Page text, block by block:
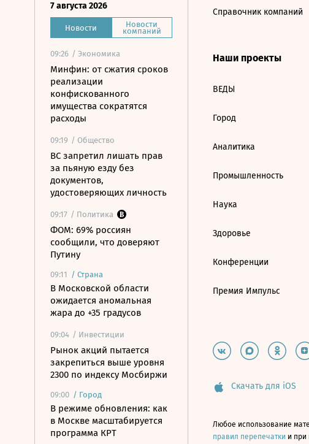
7 августа 2026
Новости Новости
компаний
09:26 / Экономика
Минфин: от сжатия сроков
реализации
конфискованного
имущества сократятся
расходы
09:19 / Общество
ВС запретил лишать прав
за пьяную езду без
документов,
удостоверяющих личность
09:17 / Политика
ФОМ: 69% россиян
сообщили, что доверяют
Путину
09:11 / Страна
В Московской области
ожидается аномальная
жара до +35 градусов
09:04 / Инвестиции
Рынок акций пытается
закрепиться выше уровня
2300 по индексу Мосбиржи
09:00 / Город
В режиме обновления: как
в Москве масштабируется
программа КРТ
Справочник компаний
Наши проекты
ВЕДЫ
Город
Аналитика
Промышленность
Наука
Здоровье
Конференции
Премия Импульс
Скачать для iOS
Любое использование
правил перепечатки и при